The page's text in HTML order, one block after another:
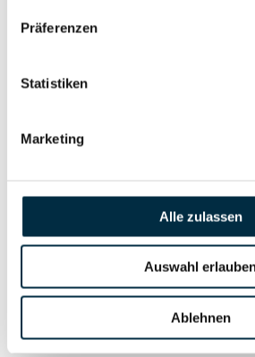
Präferenzen
Statistiken
Marketing
Alle zulassen
Auswahl
Ablehnen
Unternehmensnetzwerk